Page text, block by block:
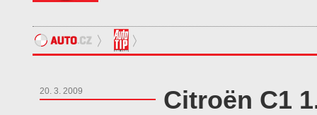
20. 3. 2009 Citroën C1